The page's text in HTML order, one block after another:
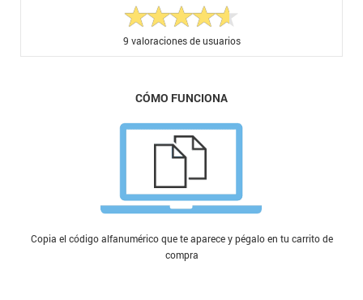
9 valoraciones de usuarios
CÓMO FUNCIONA
Copia el código alfanumérico que te aparece y pégalo en tu carrito de
compra